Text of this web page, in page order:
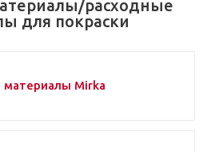
расходные
для покраски
Mirka